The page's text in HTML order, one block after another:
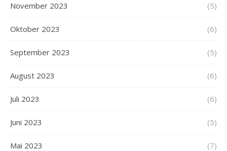
November 2023 (5)
Oktober 2023 (6)
September 2023 (5)
August 2023 (6)
Juli 2023 (6)
Juni 2023 (5)
Mai 2023 (7)